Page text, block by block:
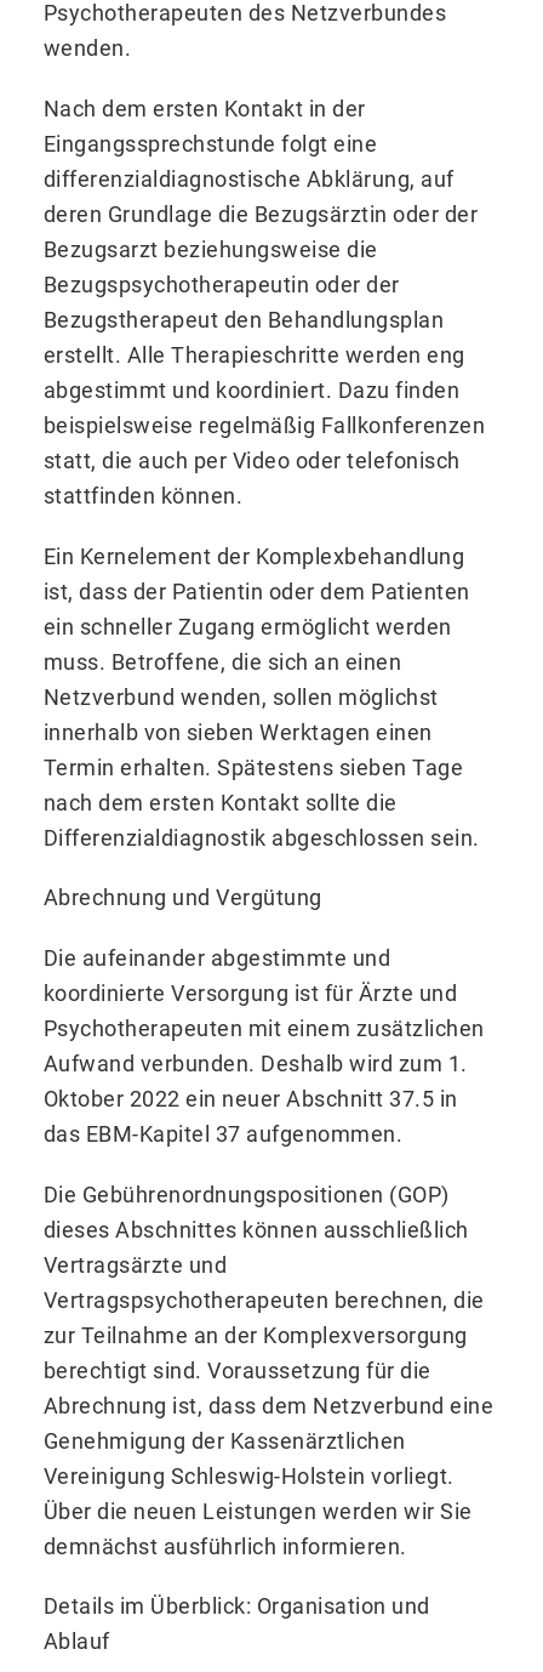
Psychotherapeuten des Netzverbundes
wenden.
Nach dem ersten Kontakt in der
Eingangssprechstunde folgt eine
differenzialdiagnostische Abklärung, auf
deren Grundlage die Bezugsärztin oder der
Bezugsarzt beziehungsweise die
Bezugspsychotherapeutin oder der
Bezugstherapeut den Behandlungsplan
erstellt. Alle Therapieschritte werden eng
abgestimmt und koordiniert. Dazu finden
beispielsweise regelmäßig Fallkonferenzen
statt, die auch per Video oder telefonisch
stattfinden können.
Ein Kernelement der Komplexbehandlung
ist, dass der Patientin oder dem Patienten
ein schneller Zugang ermöglicht werden
muss. Betroffene, die sich an einen
Netzverbund wenden, sollen möglichst
innerhalb von sieben Werktagen einen
Termin erhalten. Spätestens sieben Tage
nach dem ersten Kontakt sollte die
Differenzialdiagnostik abgeschlossen sein.
Abrechnung und Vergütung
Die aufeinander abgestimmte und
koordinierte Versorgung ist für Ärzte und
Psychotherapeuten mit einem zusätzlichen
Aufwand verbunden. Deshalb wird zum 1.
Oktober 2022 ein neuer Abschnitt 37.5 in
das EBM-Kapitel 37 aufgenommen.
Die Gebührenordnungspositionen (GOP)
dieses Abschnittes können ausschließlich
Vertragsärzte und
Vertragspsychotherapeuten berechnen, die
zur Teilnahme an der Komplexversorgung
berechtigt sind. Voraussetzung für die
Abrechnung ist, dass dem Netzverbund eine
Genehmigung der Kassenärztlichen
Vereinigung Schleswig-Holstein vorliegt.
Über die neuen Leistungen werden wir Sie
demnächst ausführlich informieren.
Details im Überblick: Organisation und
Ablauf